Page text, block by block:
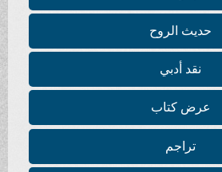
حديث الروح
نقد أدبي
عرض كتاب
تراجم